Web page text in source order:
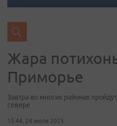
Жара
Приморье
Завтра во многих районах
севере
15:44, 24 июля 2025